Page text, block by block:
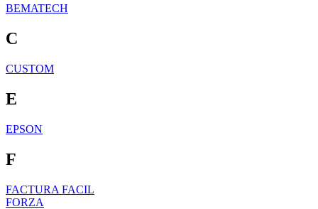
BEMATECH
C
CUSTOM
E
EPSON
F
FACTURA FACIL
FORZA